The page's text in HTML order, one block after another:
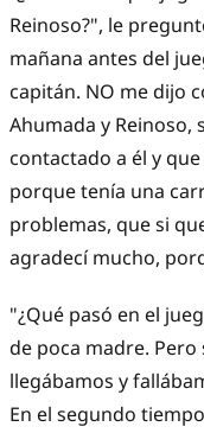
Reinoso?", le
mañana antes del
capitán. NO me dijo
Ahumada y Reinoso,
contactado a él y
porque tenía una
problemas, que si
agradecí mucho,
"¿Qué pasó en el
de poca madre.
llegábamos y
En el segundo